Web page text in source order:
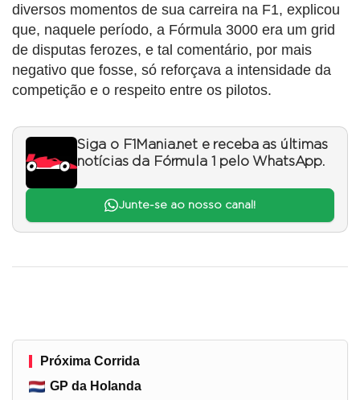
diversos momentos de sua carreira na F1, explicou
que, naquele período, a Fórmula 3000 era um grid
de disputas ferozes, e tal comentário, por mais
negativo que fosse, só reforçava a intensidade da
competição e o respeito entre os pilotos.
Siga o F1Mania.net e receba as últimas
notícias da Fórmula 1 pelo WhatsApp.
Junte-se ao nosso canal!
Próxima Corrida
GP da Holanda